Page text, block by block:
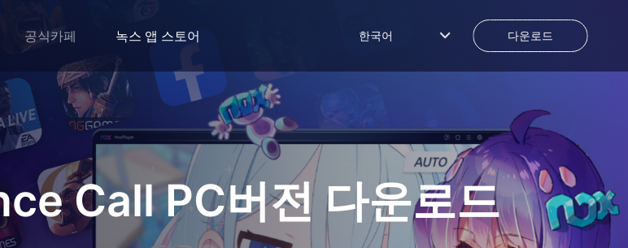
공식카페 녹스 앱 스토어 한국어 다운로드
CallPC버전 다운로드